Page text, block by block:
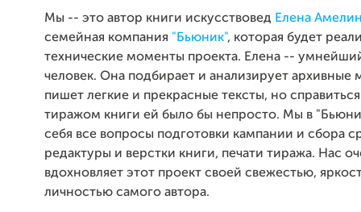
Мы -- это автор книги искусствовед Елена
семейная компания "Бьюник", которая будет
технические моменты проекта. Елена --
человек. Она подбирает и анализирует архивные
пишет легкие и прекрасные тексты, но
тиражом книги ей было бы непросто. Мы в
себя все вопросы подготовки кампании и сбора
редактуры и верстки книги, печати тиража. Нас
вдохновляет этот проект своей свежестью,
личностью самого автора.